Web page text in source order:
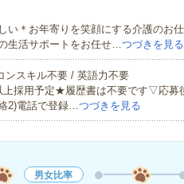
い＊お年寄りを笑顔にする介護のお
生活サポートをお任せ…つづきを見る
ンスキル不要 / 英語力不要
採用予定★履歴書は不要です▽応募
2)電話で登録…つづきを見る
男女比率